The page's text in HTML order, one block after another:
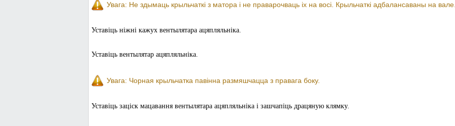
Увага: Не здымаць крыльчаткі з матора і не праварочваць іх на восі. Крыльчаткі адбалансаваны на
Уставіць ніжні кажух вентылятара ацяпляльніка.
Уставіць вентылятар ацяпляльніка.
Увага: Чорная крыльчатка павінна размяшчацца з правага боку.
Уставіць заціск мацавання вентылятара ацяпляльніка і зашчапіць драцяную клямку.